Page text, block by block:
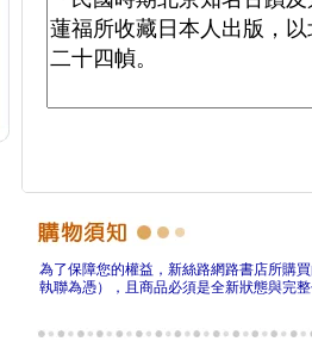
為了保障您的權益，新絲路網路書店所購
執聯為憑），且商品必須是全新狀態與完